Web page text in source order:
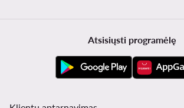
Atsisiųsti programėlę